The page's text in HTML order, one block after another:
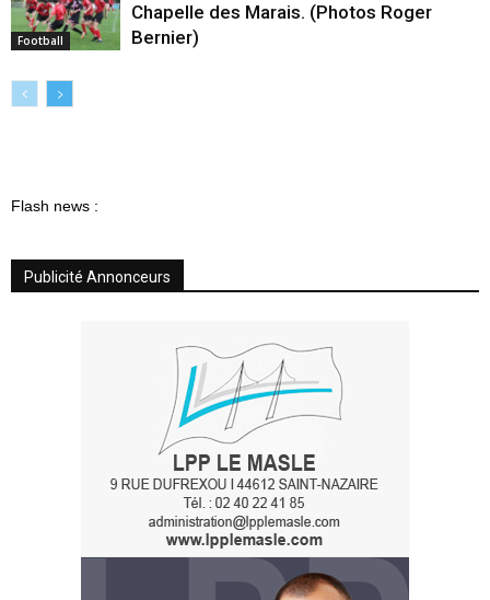
Football
Chapelle des Marais. (Photos Roger
Bernier)
Flash news :
Publicité Annonceurs